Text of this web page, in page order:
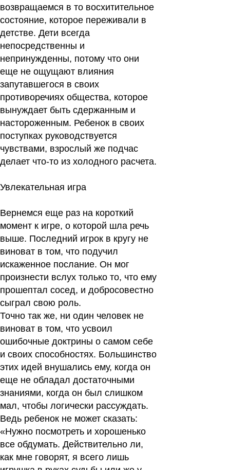
возвращаемся в то восхитительное
состояние, которое переживали в
детстве. Дети всегда
непосредственны и
непринужденны, потому что они
еще не ощущают влияния
запутавшегося в своих
противоречиях общества, которое
вынуждает быть сдержанным и
настороженным. Ребенок в своих
поступках руководствуется
чувствами, взрослый же подчас
делает что-то из холодного расчета.
Увлекательная игра
Вернемся еще раз на короткий
момент к игре, о которой шла речь
выше. Последний игрок в кругу не
виноват в том, что подучил
искаженное послание. Он мог
произнести вслух только то, что ему
прошептал сосед, и добросовестно
сыграл свою роль.
Точно так же, ни один человек не
виноват в том, что усвоил
ошибочные доктрины о самом себе
и своих способностях. Большинство
этих идей внушались ему, когда он
еще не обладал достаточными
знаниями, когда он был слишком
мал, чтобы логически рассуждать.
Ведь ребенок не может сказать:
«Нужно посмотреть и хорошенько
все обдумать. Действительно ли,
как мне говорят, я всего лишь